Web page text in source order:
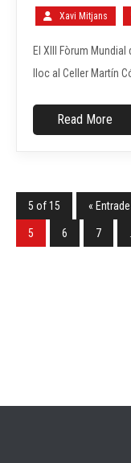
Xavi Mitjans
El XIII Fòrum
lloc al Celler Martín
Read More
5 of 15 «
5 6 7